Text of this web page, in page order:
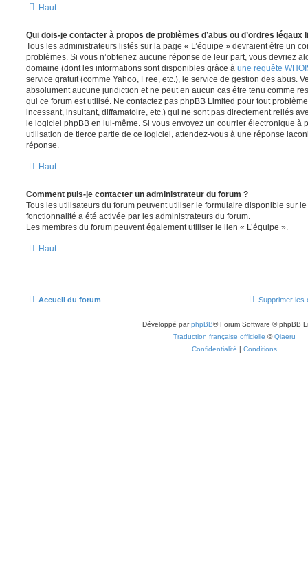
Haut
Qui dois-je contacter à propos de problèmes d’abus ou d’ordres légaux
Tous les administrateurs listés sur la page « L’équipe » devraient être un
problèmes. Si vous n’obtenez aucune réponse de leur part, vous devriez
domaine (dont les informations sont disponibles grâce à une requête
service gratuit (comme Yahoo, Free, etc.), le service de gestion des abus.
absolument aucune juridiction et ne peut en aucun cas être tenu comme
qui ce forum est utilisé. Ne contactez pas phpBB Limited pour tout
incessant, insultant, diffamatoire, etc.) qui ne sont pas directement reliés
le logiciel phpBB en lui-même. Si vous envoyez un courrier électronique à
utilisation de tierce partie de ce logiciel, attendez-vous à une réponse
réponse.
Haut
Comment puis-je contacter un administrateur du forum ?
Tous les utilisateurs du forum peuvent utiliser le formulaire disponible sur
fonctionnalité a été activée par les administrateurs du forum.
Les membres du forum peuvent également utiliser le lien « L’équipe ».
Haut
Accueil du forum Supprimer les
Développé parphpBB® Forum Software © phpBB
Traduction française officielle ©Qiaeru
Confidentialité | Conditions